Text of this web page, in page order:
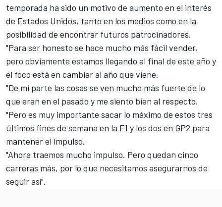
temporada ha sido un motivo de aumento en el interés
de Estados Unidos, tanto en los medios como en la
posibilidad de encontrar futuros patrocinadores.
"Para ser honesto se hace mucho más fácil vender,
pero obviamente estamos llegando al final de este año y
el foco está en cambiar al año que viene.
"De mi parte las cosas se ven mucho más fuerte de lo
que eran en el pasado y me siento bien al respecto.
"Pero es muy importante sacar lo máximo de estos tres
últimos fines de semana en la F1 y los dos en GP2 para
mantener el impulso.
"Ahora traemos mucho impulso. Pero quedan cinco
carreras más, por lo que necesitamos asegurarnos de
seguir así".